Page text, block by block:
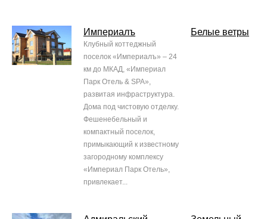
Империалъ
Клубный коттеджный
поселок «Империалъ» – 24
км до МКАД, «Империал
Парк Отель & SPA»,
развитая инфраструктура.
Дома под чистовую отделку.
Фешенебельный и
компактный поселок,
примыкающий к известному
загородному комплексу
«Империал Парк Отель»,
привлекает...
Белые ветры